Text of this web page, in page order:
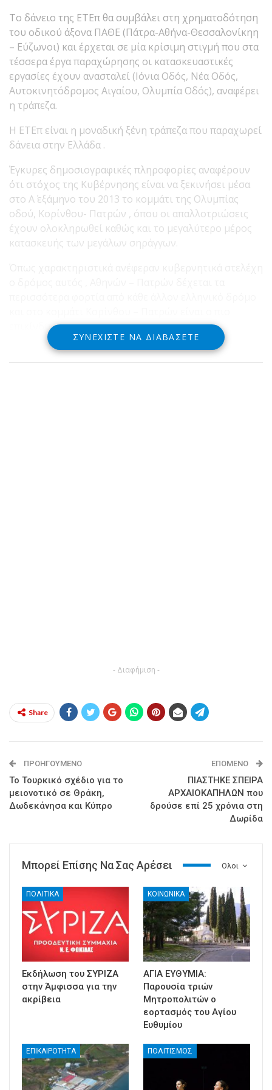
Το δάνειο της ΕΤΕπ θα συμβάλει στη χρηματοδότηση
του οδικού άξονα ΠΑΘΕ (Πάτρα-Αθήνα-Θεσσαλονίκηη
– Εύζωνοι) και έρχεται σε μία κρίσιμη στιγμή που στα
τέσσερα έργα παραχώρησης οι κατασκευαστικές
εργασίες έχουν ανασταλεί (Ιόνια Οδός, Νέα Οδός,
Αυτοκινητόδρομος Αιγαίου, Ολυμπία Οδός), αναφέρει
η τράπεζα.
Η ΕΤΕπ είναι η μοναδική ξένη τράπεζα που παραχωρεί
δάνεια στην Ελλάδα .
Έγκυρες δημοσιογραφικές πληροφορίες αναφέρουν
ότι στόχος της Κυβέρνησης είναι να ξεκινήσει μέσα
στο Α΄ εξάμηνο του 2013 το κομμάτι της Ολυμπίας
οδού, Κορίνθου- Πατρών , όπου οι απαλλοτριώσεις
έχουν ολοκληρωθεί καθώς και το μεγαλύτερο μέρος
κατασκευής των μεγάλων σηράγγων.
επικίνδυνος.
ΣΥΝΕΧΊΣΤΕ ΝΑ ΔΙΑΒΆΣΕΤΕ
- Διαφήμιση -
Share
ΠΡΟΗΓΟΎΜΕΝΟ
Το Τουρκικό σχέδιο για το
μειονοτικό σε Θράκη,
Δωδεκάνησα και Κύπρο
ΕΠΌΜΕΝΟ
ΠΙΑΣΤΗΚΕ ΣΠΕΙΡΑ
ΑΡΧΑΙΟΚΑΠΗΛΩΝ που
δρούσε επί 25 χρόνια στη
Δωρίδα
Ολοι
Μπορεί Επίσης Να Σας Αρέσει
ΠΟΛΙΤΙΚΑ
Εκδήλωση του ΣΥΡΙΖΑ
στην Άμφισσα για την
ακρίβεια
ΚΟΙΝΩΝΙΚΑ
ΑΓΙΑ ΕΥΘΥΜΙΑ:
Παρουσία τριών
Μητροπολιτών ο
εορτασμός του Αγίου
Ευθυμίου
ΕΠΙΚΑΙΡΟΤΗΤΑ ΠΟΛΙΤΙΣΜΟΣ